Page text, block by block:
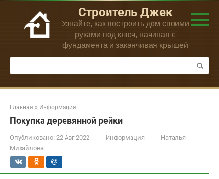
Перейти
контенту
Строитель Джек
Узнайте, как построить дом своими
руками под ключ, начиная с
фундамента и заканчивая крышей
Поиск:
Главная » Информация
Покупка деревянной рейки
Опубликовано: 22 Авг 2022 Информация
Наталья
Михайлова